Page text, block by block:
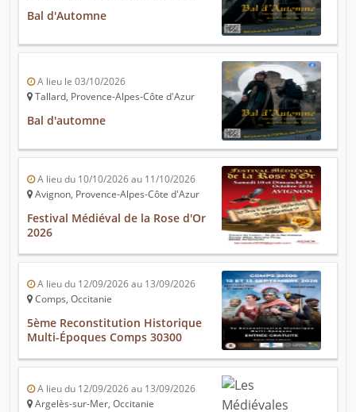
Bal d'Automne
A lieu le 03/10/2026
Tallard, Provence-Alpes-Côte d'Azur
Bal d'automne
A lieu du 10/10/2026 au 11/10/2026
Avignon, Provence-Alpes-Côte d'Azur
Festival Médiéval de la Rose d'Or
2026
A lieu du 12/09/2026 au 13/09/2026
Comps, Occitanie
5ème Reconstitution Historique
Multi-Époques Comps 30300
A lieu du 12/09/2026 au 13/09/2026
Argelès-sur-Mer, Occitanie